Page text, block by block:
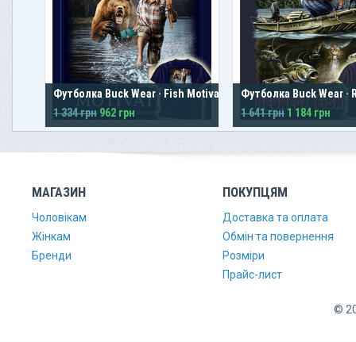
Футболка Buck Wear · Fish Motivation
1 334 грн 962 грн
Футболка Buck Wear ·
1 641 грн 1 184 грн
МАГАЗИН
Чоловікам
Жінкам
Бренди
ПОКУПЦЯМ
Доставка та оплата
Обмін та повернення
Розміри
Прайс-лист
©